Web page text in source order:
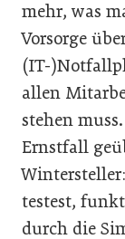
mehr, was
Vorsorge
(IT-
allen
stehen
Ernstfall
testest,
durch die